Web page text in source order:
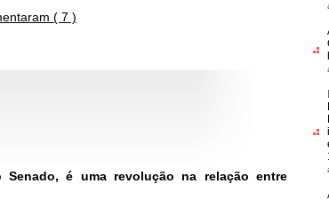
( 7 )
é uma revolução na relação entre